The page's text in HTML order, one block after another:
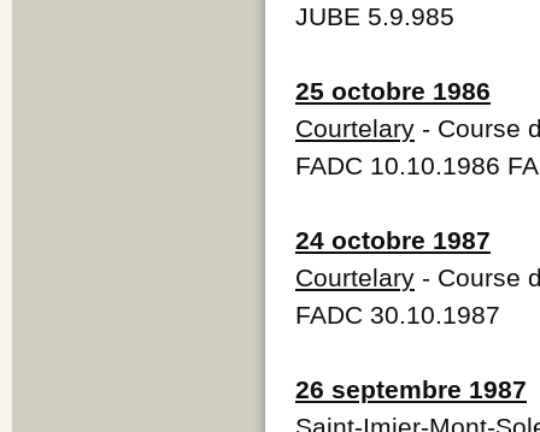
JUBE 5.9.985
25 octobre 1986
Courtelary - Course
FADC 10.10.1986
24 octobre 1987
Courtelary - Course
FADC 30.10.1987
26 septembre 1987
Saint-Imier-Mont-